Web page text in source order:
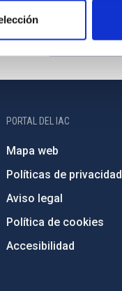
PORTAL DEL IAC
Mapa web
Políticas de privacidad
Aviso legal
Política de cookies
Accesibilidad